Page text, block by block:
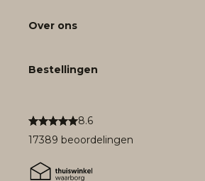
8.6
17389 beoordelingen
Over ons
Bestellingen